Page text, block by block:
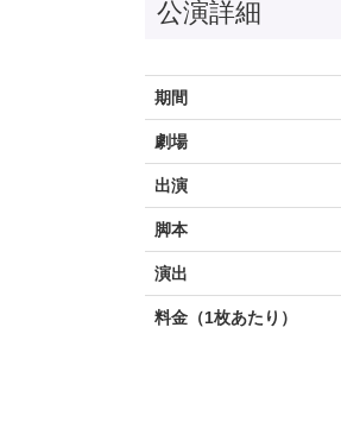
公演詳細
期間
劇場
出演
脚本
演出
料金（1枚あたり）